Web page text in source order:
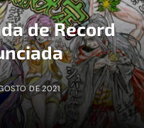
de Record
DE 2021